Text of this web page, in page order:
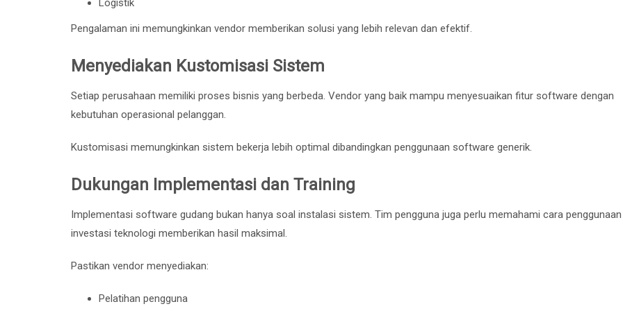
Logistik
Pengalaman ini memungkinkan vendor memberikan solusi yang lebih relevan dan efektif.
Menyediakan Kustomisasi Sistem
Setiap perusahaan memiliki proses bisnis yang berbeda. Vendor yang baik mampu menyesuaikan fitur software dengan
kebutuhan operasional pelanggan.
Kustomisasi memungkinkan sistem bekerja lebih optimal dibandingkan penggunaan software generik.
Dukungan Implementasi dan Training
Implementasi software gudang bukan hanya soal instalasi sistem. Tim pengguna juga perlu memahami cara
investasi teknologi memberikan hasil maksimal.
Pastikan vendor menyediakan:
Pelatihan pengguna